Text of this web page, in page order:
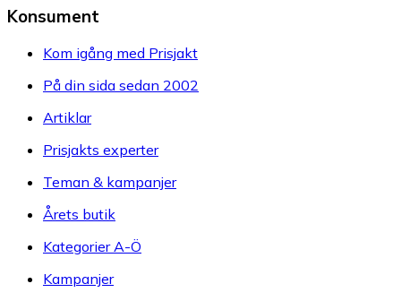
Konsument
Kom igång med Prisjakt
På din sida sedan 2002
Artiklar
Prisjakts experter
Teman & kampanjer
Årets butik
Kategorier A-Ö
Kampanjer